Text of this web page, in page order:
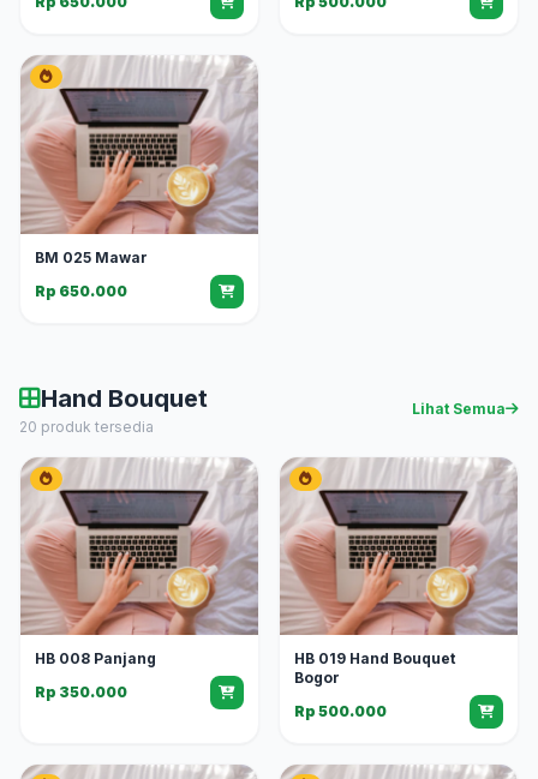
BM 025 Mawar
Rp 650.000
Hand Bouquet
20 produk tersedia
Lihat Semua
HB 008 Panjang
Rp 350.000
HB 019 Hand Bouquet
Bogor
Rp 500.000